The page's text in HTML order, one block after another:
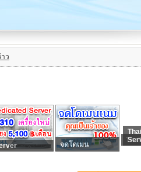
ว
จดโดเมน